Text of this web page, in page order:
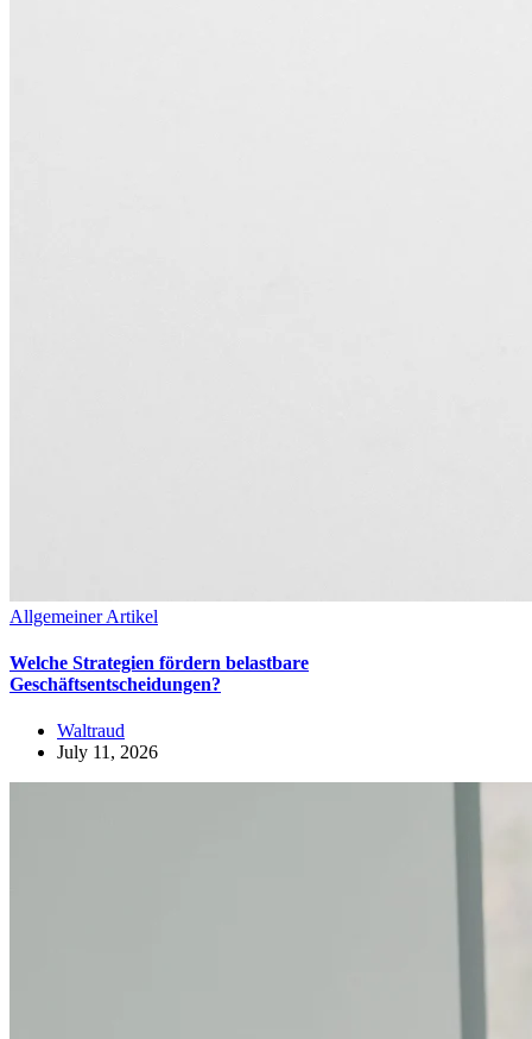
Allgemeiner Artikel
Welche Strategien fördern belastbare
Geschäftsentscheidungen?
Waltraud
July 11, 2026